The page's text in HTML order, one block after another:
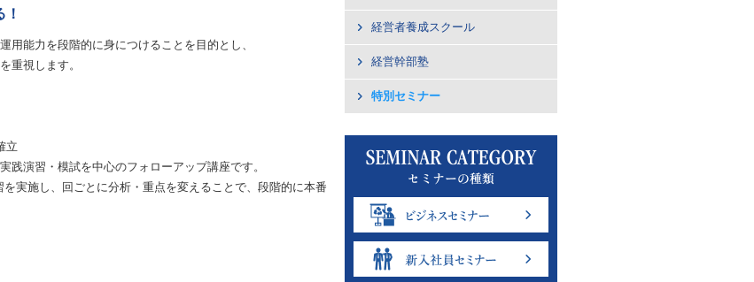
能力を段階的に身につけることを目的とし、
重視します。
立
践演習・模試を中心のフォローアップ講座です。
実施し、回ごとに分析・重点を変えることで、段階的に本番
経営者養成スクール
経営幹部塾
特別セミナー